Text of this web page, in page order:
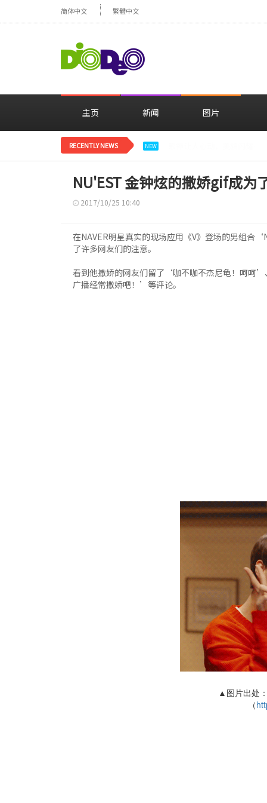
简体中文 繁體中文
主页 新闻 图片
RECENTLY NEWS NEW
NU'EST 金钟炫的撒娇gif成为
2017/10/25 10:40
在NAVER明星真实的现场应用《V》登场的男组合
了许多网友们的注意。
看到他撒娇的网友们留了‘咖不咖不杰尼龟！呵
广播经常撒娇吧！’等评论。
▲图片出处
（